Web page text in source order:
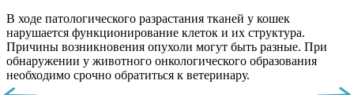
В ходе патологического разрастания тканей у кошек
нарушается функционирование клеток и их структура.
Причины возникновения опухоли могут быть разные. При
обнаружении у животного онкологического образования
необходимо срочно обратиться к ветеринару.